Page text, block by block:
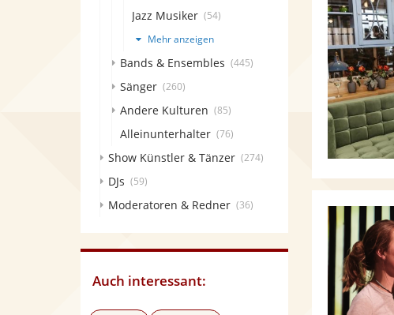
Jazz Musiker (54)
Mehr anzeigen
Bands & Ensembles (445)
Sänger (260)
Andere Kulturen (85)
Alleinunterhalter (76)
Show Künstler & Tänzer (274)
DJs (59)
Moderatoren & Redner (36)
Auch interessant: